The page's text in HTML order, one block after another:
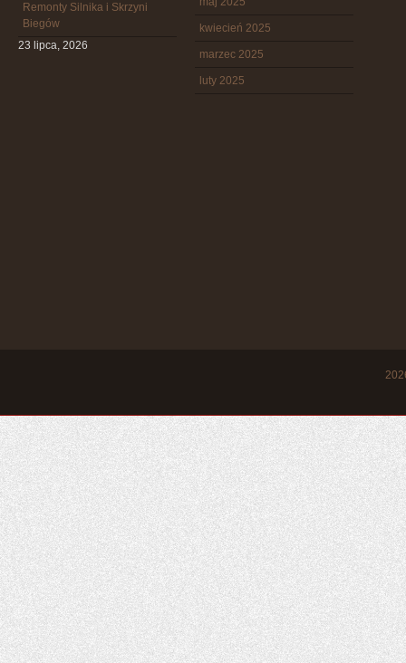
Remonty Silnika i Skrzyni
Biegów
23 lipca, 2026
kwiecień 2025
marzec 2025
luty 2025